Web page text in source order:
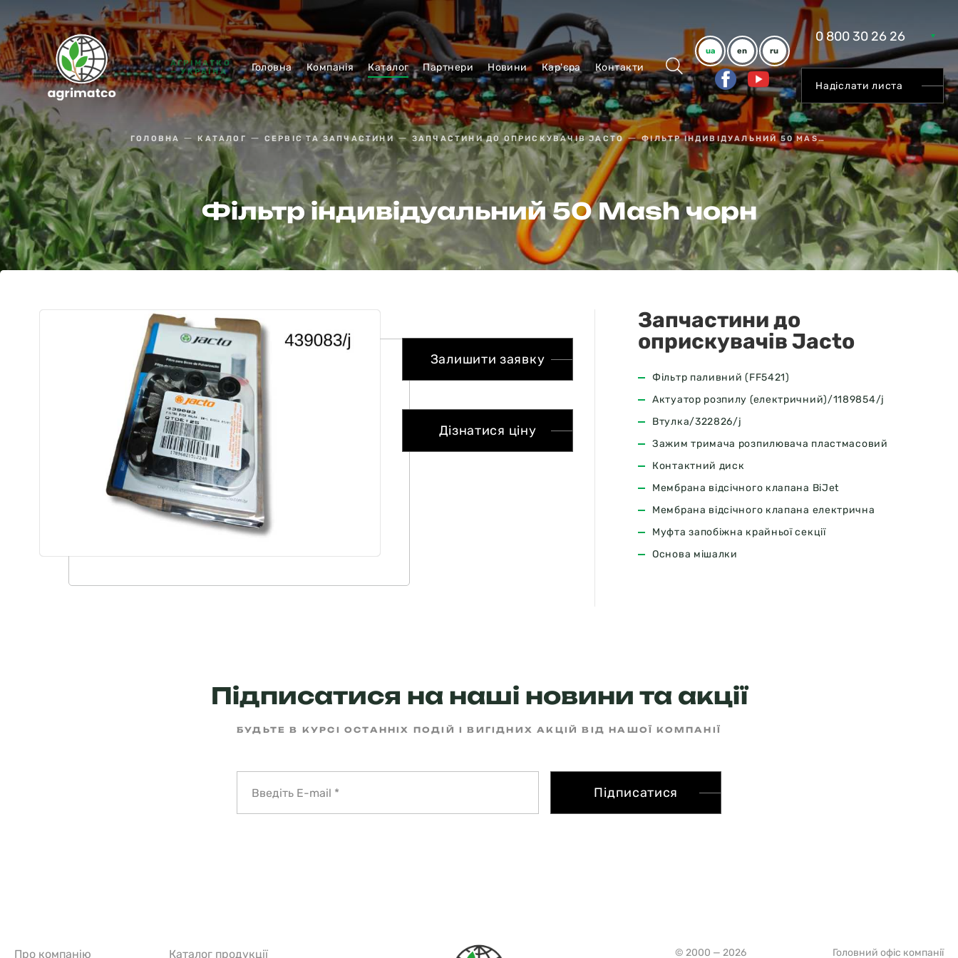
АГРІМАТКО
— УКРАЇНА
Головна Компанiя Каталог Партнери Новини Кар'єра Контакти
ua en ru
0 800 30 26 26
Надіслати листа
ГОЛОВНА КАТАЛОГ СЕРВІС ТА ЗАПЧАСТИНИ ЗАПЧАСТИНИ ДО ОПРИСКУВАЧІВ JACTO ФІЛЬТР ІНДИВІДУАЛЬНИЙ 50 MASH ЧОРН
Фільтр індивідуальний 50 Mash чорн
Залишити заявку
Дізнатися ціну
Запчастини до
оприскувачів Jacto
Фільтр паливний (FF5421)
Актуатор розпилу (електричний)/1189854/j
Втулка/322826/j
Зажим тримача розпилювача пластмасовий
Контактний диск
Мембрана відсічного клапана BiJet
Мембрана відсічного клапана електрична
Муфта запобіжна крайньої секції
Основа мішалки
Підписатися на наші новини та акції
БУДЬТЕ В КУРСІ ОСТАННІХ ПОДІЙ І ВИГІДНИХ АКЦІЙ ВІД НАШОЇ КОМПАНІЇ
Підписатися
Про компанію Каталог продукції © 2000 — 2026 Головний офіс компанії